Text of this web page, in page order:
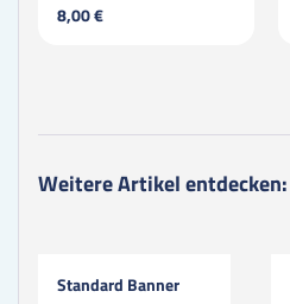
8,00 €
Weitere Artikel entdecken:
Standard Banner